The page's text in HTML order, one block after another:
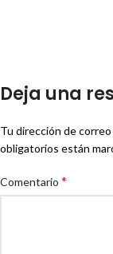
Deja una
Tu dirección de
obligatorios están
Comentario *